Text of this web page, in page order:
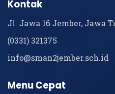
Kontak
Jl. Jawa 16 Jember, Jawa
(0331) 321375
info@sman2jember.sch.id
Menu Cepat